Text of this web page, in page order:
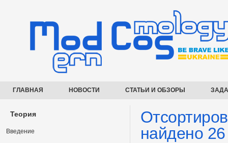
ГЛАВНАЯ НОВОСТИ СТАТЬИ И ОБЗОРЫ
найдено
Теория
Введение